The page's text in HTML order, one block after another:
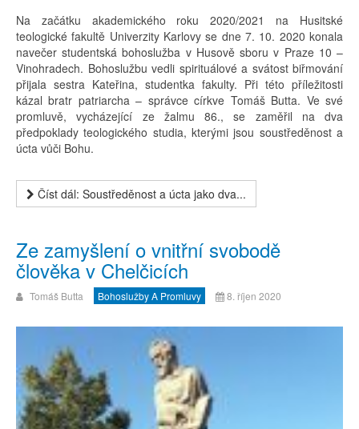
Na začátku akademického roku 2020/2021 na Husitské
teologické fakultě Univerzity Karlovy se dne 7. 10. 2020 konala
navečer studentská bohoslužba v Husově sboru v Praze 10 –
Vinohradech. Bohoslužbu vedli spirituálové a svátost biřmování
přijala sestra Kateřina, studentka fakulty. Při této příležitosti
kázal bratr patriarcha – správce církve Tomáš Butta. Ve své
promluvě, vycházející ze žalmu 86., se zaměřil na dva
předpoklady teologického studia, kterými jsou soustředěnost a
úcta vůči Bohu.
Číst dál: Soustředěnost a úcta jako dva...
Ze zamyšlení o vnitřní svobodě
člověka v Chelčicích
Tomáš Butta Bohoslužby A Promluvy 8. říjen 2020